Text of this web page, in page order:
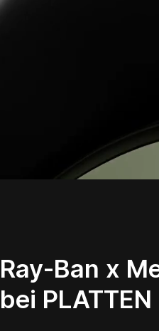
Ray-Ban x
bei